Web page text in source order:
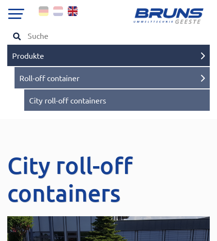
Produkte
Roll-off container
City roll-off containers
City roll-off
containers